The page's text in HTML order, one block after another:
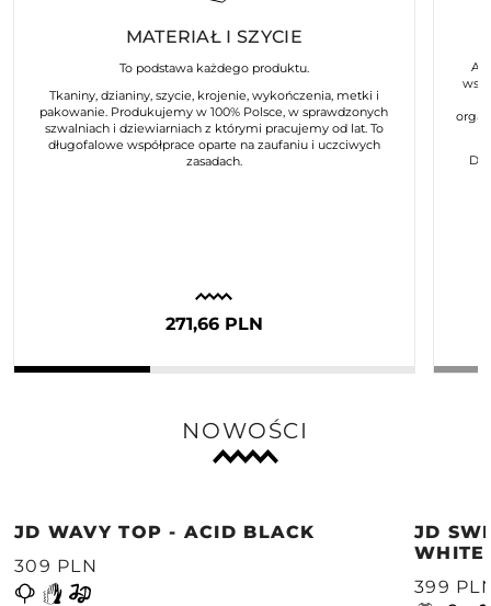
MATERIAŁ I SZYCIE
To podstawa każdego produktu.
Tkaniny, dzianiny, szycie, krojenie, wykończenia, metki i
pakowanie. Produkujemy w 100% Polsce, w sprawdzonych
szwalniach i dziewiarniach z którymi pracujemy od lat. To
długofalowe współprace oparte na zaufaniu i uczciwych
zasadach.
271,66 PLN
NOWOŚCI
JD WAVY TOP - ACID BLACK
309 PLN
JD
WHITE
399